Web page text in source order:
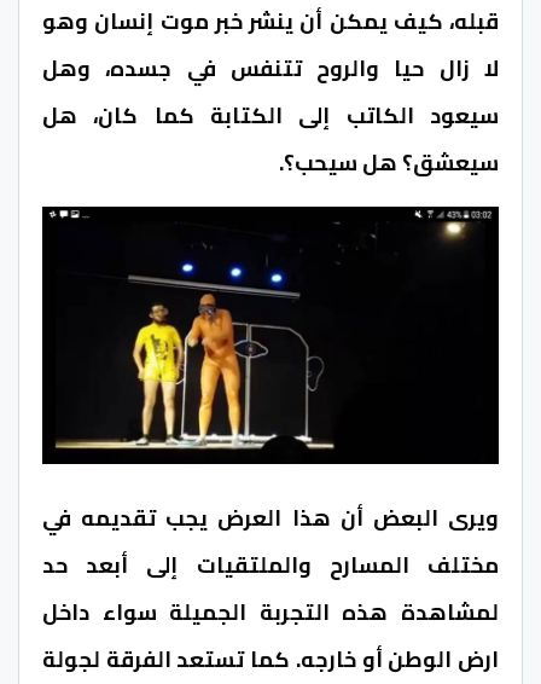
قبله، كيف يمكن أن ينشر خبر موت إنسان وهو
لا زال حيا والروح تتنفس في جسده، وهل
سيعود الكاتب إلى الكتابة كما كان، هل
سيعشق؟ هل سيحب؟.
ويرى البعض أن هذا العرض يجب تقديمه في
مختلف المسارح والملتقيات إلى أبعد حد
لمشاهدة هذه التجربة الجميلة سواء داخل
ارض الوطن أو خارجه. كما تستعد الفرقة لجولة